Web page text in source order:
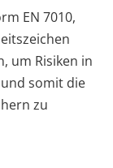
EN 7010,
um Risiken in
somit die
zu